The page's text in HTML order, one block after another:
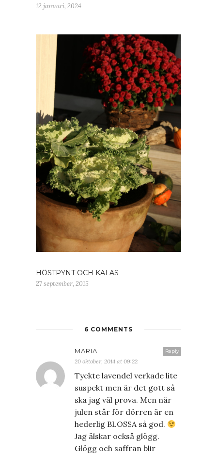
12 januari, 2024
HÖSTPYNT OCH KALAS
27 september, 2015
6 COMMENTS
Reply
MARIA
20 oktober, 2014 at 09:22
Tyckte lavendel verkade lite
suspekt men är det gott så
ska jag väl prova. Men när
julen står för dörren är en
hederlig BLOSSA så god.
Jag älskar också glögg.
Glögg och saffran blir